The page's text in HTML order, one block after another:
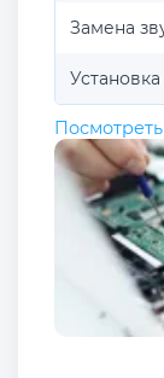
Замена